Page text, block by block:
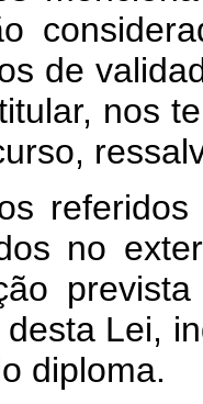
de
nos
no
Lei,
diploma.